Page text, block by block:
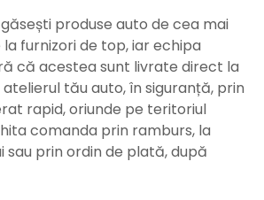
produse auto de cea mai
furnizori de top, iar echipa
că acestea sunt livrate direct la
tău auto, în siguranță, prin
rapid, oriunde pe teritoriul
comanda prin ramburs, la
sau prin ordin de plată, după